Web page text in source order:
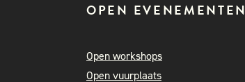
OPEN EVENEMENTEN
Open workshops
Open vuurplaats